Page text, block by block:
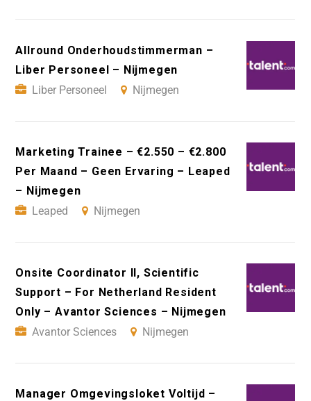
Allround Onderhoudstimmerman –
Liber Personeel – Nijmegen
Liber Personeel
Nijmegen
Marketing Trainee – €2.550 – €2.800
Per Maand – Geen Ervaring – Leaped
– Nijmegen
Leaped
Nijmegen
Onsite Coordinator II, Scientific
Support – For Netherland Resident
Only – Avantor Sciences – Nijmegen
Avantor Sciences
Nijmegen
Manager Omgevingsloket Voltijd –